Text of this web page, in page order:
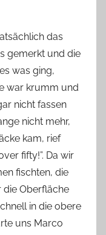
das
gemerkt und die
was ging,
war krumm und
nicht fassen
nicht mehr,
kam, rief
fifty!”. Da wir
fischten, die
die Oberfläche
in die obere
uns Marco